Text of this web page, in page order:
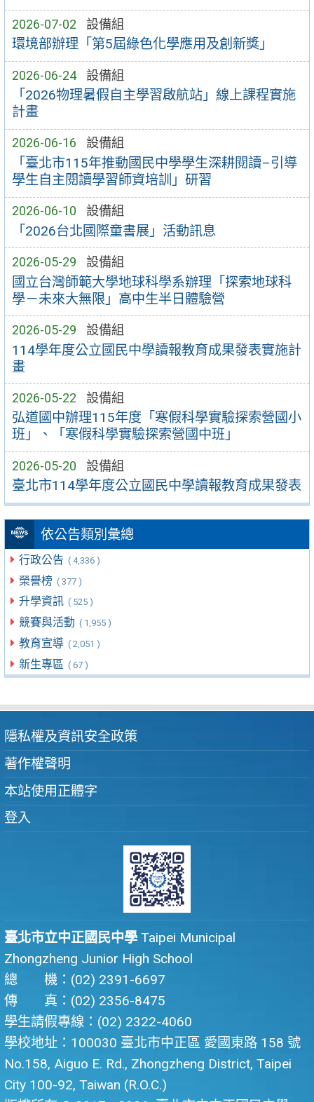
2026-07-02 設備組
環境部辦理「第5屆綠色化學應用及創新獎」
2026-06-24 設備組
「2026物理暑假自主學習啟航站」線上課程實施
計畫
2026-06-16 設備組
「臺北市115年推動國民中學學生深耕閱讀–引導
學生自主閱讀學習師資培訓」研習
2026-06-10 設備組
「2026台北國際童書展」活動訊息
2026-05-29 設備組
國立台灣師範大學地球科學系辦理「探索地球科
學－未來大無限」高中生半日體驗營
2026-05-29 設備組
114學年度公立國民中學讀報教育成果發表實施計
畫
2026-05-22 設備組
弘道國中辦理115年度「寒假科學實驗探索營國小
班」、「寒假科學實驗探索營國中班」
2026-05-20 設備組
臺北市114學年度公立國民中學讀報教育成果發表
依公告類別彙總
行政公告 ( 4,336 )
榮譽榜 ( 377 )
升學資訊 ( 525 )
競賽與活動 ( 1,955 )
教育宣導 ( 2,051 )
新生專區 ( 67 )
隱私權及資訊安全政策
著作權聲明
本站使用正體字
登入
臺北市立中正國民中學 Taipei Municipal
Zhongzheng Junior High School
總 機：(02) 2391-6697
傳 真：(02) 2356-8475
學生請假專線：(02) 2322-4060
學校地址：100030 臺北市中正區 愛國東路 158 號
No.158, Aiguo E. Rd., Zhongzheng District, Taipei
City 100-92, Taiwan (R.O.C.)